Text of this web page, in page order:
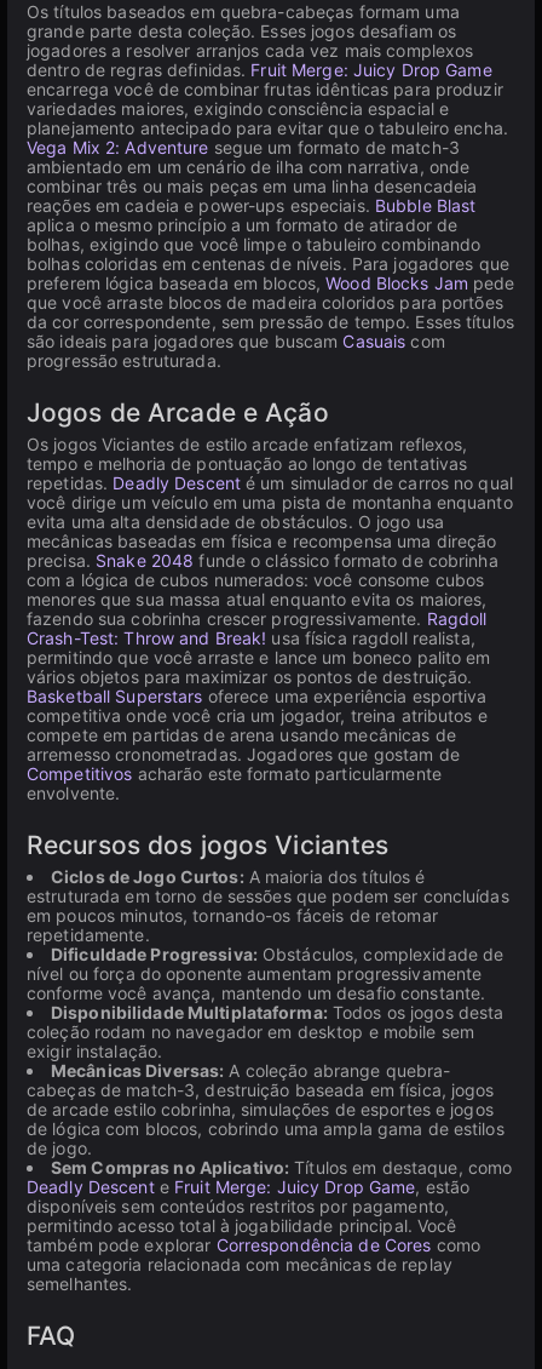
Os títulos baseados em quebra-cabeças formam uma
grande parte desta coleção. Esses jogos desafiam os
jogadores a resolver arranjos cada vez mais complexos
dentro de regras definidas. Fruit Merge: Juicy Drop Game
encarrega você de combinar frutas idênticas para produzir
variedades maiores, exigindo consciência espacial e
planejamento antecipado para evitar que o tabuleiro encha.
Vega Mix 2: Adventure segue um formato de match-3
ambientado em um cenário de ilha com narrativa, onde
combinar três ou mais peças em uma linha desencadeia
reações em cadeia e power-ups especiais. Bubble Blast
aplica o mesmo princípio a um formato de atirador de
bolhas, exigindo que você limpe o tabuleiro combinando
bolhas coloridas em centenas de níveis. Para jogadores que
preferem lógica baseada em blocos,Wood Blocks Jam pede
que você arraste blocos de madeira coloridos para portões
da cor correspondente, sem pressão de tempo. Esses títulos
são ideais para jogadores que buscam Casuais com
progressão estruturada.
Jogos de Arcade e Ação
Os jogos Viciantes de estilo arcade enfatizam reflexos,
tempo e melhoria de pontuação ao longo de tentativas
repetidas. Deadly Descent é um simulador de carros no qual
você dirige um veículo em uma pista de montanha enquanto
evita uma alta densidade de obstáculos. O jogo usa
mecânicas baseadas em física e recompensa uma direção
precisa. Snake 2048 funde o clássico formato de cobrinha
com a lógica de cubos numerados: você consome cubos
menores que sua massa atual enquanto evita os maiores,
fazendo sua cobrinha crescer progressivamente. Ragdoll
Crash-Test: Throw and Break! usa física ragdoll realista,
permitindo que você arraste e lance um boneco palito em
vários objetos para maximizar os pontos de destruição.
Basketball Superstars oferece uma experiência esportiva
competitiva onde você cria um jogador, treina atributos e
compete em partidas de arena usando mecânicas de
arremesso cronometradas. Jogadores que gostam de
Competitivos acharão este formato particularmente
envolvente.
Recursos dos jogos Viciantes
Ciclos de Jogo Curtos: A maioria dos títulos é
estruturada em torno de sessões que podem ser concluídas
em poucos minutos, tornando-os fáceis de retomar
repetidamente.
Dificuldade Progressiva: Obstáculos, complexidade de
nível ou força do oponente aumentam progressivamente
conforme você avança, mantendo um desafio constante.
Disponibilidade Multiplataforma: Todos os jogos desta
coleção rodam no navegador em desktop e mobile sem
exigir instalação.
Mecânicas Diversas: A coleção abrange quebra-
cabeças de match-3, destruição baseada em física, jogos
de arcade estilo cobrinha, simulações de esportes e jogos
de lógica com blocos, cobrindo uma ampla gama de estilos
de jogo.
Sem Compras no Aplicativo: Títulos em destaque, como
Deadly Descente Fruit Merge: Juicy Drop Game, estão
disponíveis sem conteúdos restritos por pagamento,
permitindo acesso total à jogabilidade principal. Você
também pode explorar Correspondência de Cores como
uma categoria relacionada com mecânicas de replay
semelhantes.
FAQ